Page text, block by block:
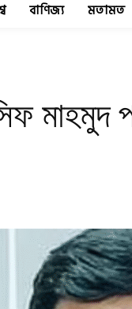
বাণিজ্য মতামত